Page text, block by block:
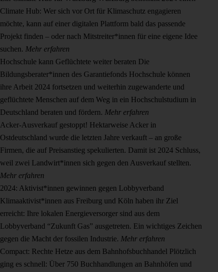
Climate Hub: Wer sich vor Ort für Klimaschutz engagieren
möchte, kann auf einer digitalen Plattform bald das passende
Projekt finden – oder nach Mitstreiter*innen für eine eigene Idee
suchen. Mehr erfahren
Hochschule kann Geflüchtete weiter beraten Die
Bildungsberater*innen des Garantiefonds Hochschule können
ihre Arbeit 2024 fortsetzen und weiterhin zugewanderte und
geflüchtete Menschen auf dem Weg in ein Hochschulstudium in
Deutschland beraten und fördern. Mehr erfahren
Acker-Ausverkauf gestoppt! Hektarweise Acker in
Ostdeutschland wurde die letzten Jahre verkauft – an große
Firmen, die auf Preisanstieg spekulierten. Damit ist 2024 Schluss,
weil zwei Landwirt*innen sich gegen den Ausverkauf stellten.
Mehr erfahren
2024: Aktivist*innen gewinnen gegen Lobbyverband
Klimaaktivist*innen aus Freiburg und Köln haben ihr Ziel
erreicht: Ihre lokalen Energieversorger sind aus dem
Lobbyverband “Zukunft Gas” ausgetreten. Ein wichtiges Zeichen
gegen die Macht der fossilen Industrie. Mehr erfahren
Compact: Rechte Hetze aus dem Bahnhofsbuchhandel Plötzlich
ging es schnell: Über 750 Buchhandlungen an Bahnhöfen und